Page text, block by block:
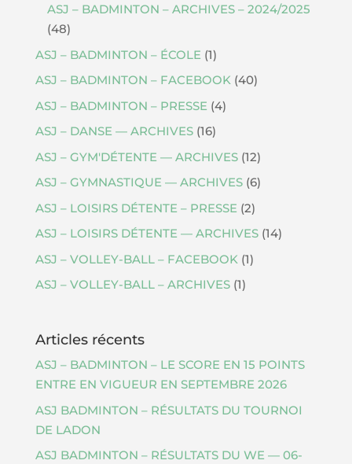
ASJ – BADMINTON – ARCHIVES – 2024/2025
(48)
ASJ – BADMINTON – ÉCOLE (1)
ASJ – BADMINTON – FACEBOOK(40)
ASJ – BADMINTON – PRESSE (4)
ASJ – DANSE — ARCHIVES(16)
ASJ – GYM'DÉTENTE — ARCHIVES(12)
ASJ – GYMNASTIQUE — ARCHIVES(6)
ASJ – LOISIRS DÉTENTE – PRESSE (2)
ASJ – LOISIRS DÉTENTE — ARCHIVES(14)
ASJ – VOLLEY-BALL – FACEBOOK(1)
ASJ – VOLLEY-BALL – ARCHIVES(1)
Articles récents
ASJ – BADMINTON – LE SCORE EN 15 POINTS
ENTRE EN VIGUEUR EN SEPTEMBRE 2026
ASJ BADMINTON – RÉSULTATS DU TOURNOI
DE LADON
ASJ BADMINTON – RÉSULTATS DU WE — 06-